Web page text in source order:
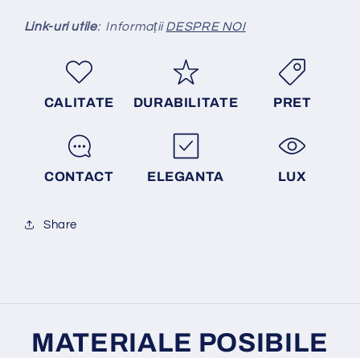
Link-uri utile: InformațiiDESPRE NOI
CALITATE DURABILITATE PRET
CONTACT ELEGANTA LUX
Share
MATERIALE POSIBILE